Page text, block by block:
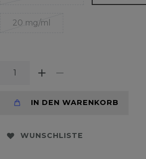
20 mg/ml
IN DEN WARENKORB
WUNSCHLISTE